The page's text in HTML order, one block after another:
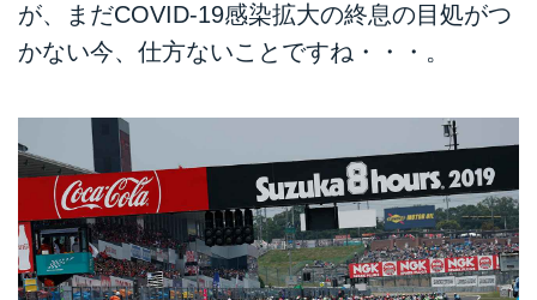
が、まだCOVID-19感染拡大の終息の目処がつ
かない今、仕方ないことですね・・・。